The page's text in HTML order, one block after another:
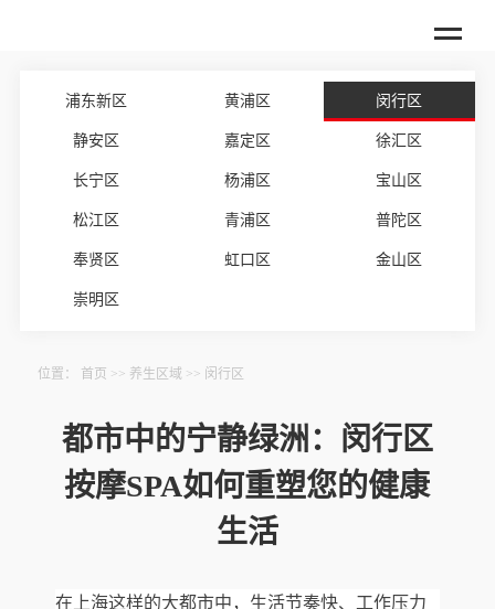
浦东新区 黄浦区 闵行区
静安区 嘉定区 徐汇区
长宁区 杨浦区 宝山区
松江区 青浦区 普陀区
奉贤区 虹口区 金山区
崇明区
位置： 首页 >> 养生区域 >> 闵行区
都市中的宁静绿洲：闵行区
按摩SPA如何重塑您的健康
生活
在上海这样的大都市中，生活节奏快、工作压力